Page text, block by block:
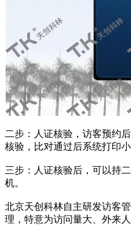
二步：人证核验，访客预约
核验，比对通过后系统打印
三步：人证核验后，可以持
机。
北京天创科林自主研发访客
理，特意为访问量大、外来